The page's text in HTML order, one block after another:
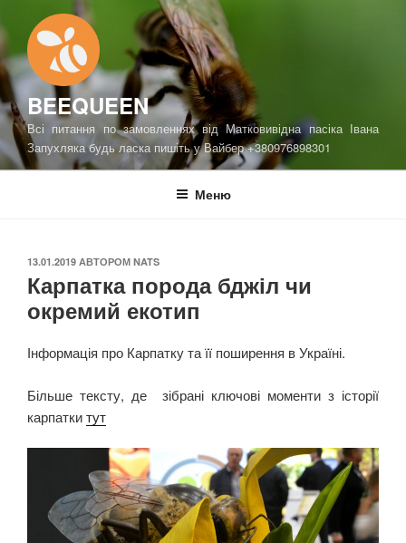
до
вмісту
BEEQUEEN
Всі питання по замовленнях від Матковивідна пасіка Івана
Запухляка будь ласка пишіть у Вайбер +380976898301
Меню
ОПУБЛІКОВАНО
13.01.2019 АВТОРОМ NATS
Карпатка порода бджіл чи
окремий екотип
Інформація про Карпатку та її поширення в Україні.
Більше тексту, де зібрані ключові моменти з історії
карпаткитут